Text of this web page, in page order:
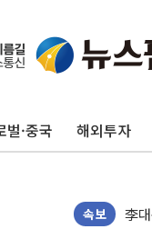
벌·중국 해외투자
속보
이
美
폐
서
여